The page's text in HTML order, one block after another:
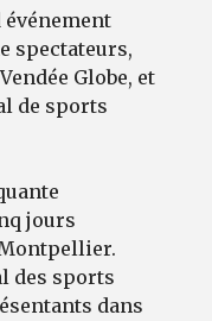
événement
spectateurs,
Globe, et
de sports
jours
Montpellier.
des sports
dans